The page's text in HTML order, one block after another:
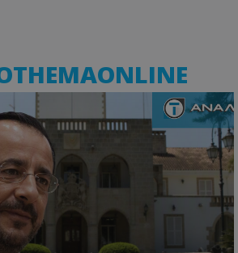
.youtube.com